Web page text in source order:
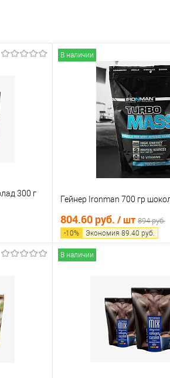
300 г
В наличии
Гейнер Ironman 700 гр
804.60 руб. / шт 894 руб.
-10% Экономия 89.40 руб.
Купить в 1 клик
В избранное
В наличии